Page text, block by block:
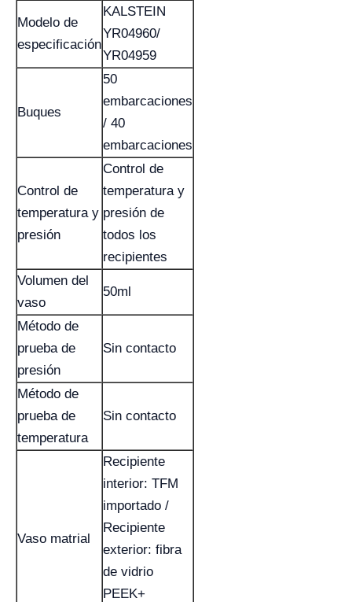
Modelo de
especificación
KALSTEIN
YR04960/
YR04959
Buques
50
embarcaciones
/ 40
embarcaciones
Control de
temperatura y
presión
Control de
temperatura y
presión de
todos los
recipientes
Volumen del
vaso
50ml
Método de
prueba de
presión
Sin contacto
Método de
prueba de
temperatura
Sin contacto
Vaso matrial
Recipiente
interior: TFM
importado /
Recipiente
exterior: fibra
de vidrio
PEEK+